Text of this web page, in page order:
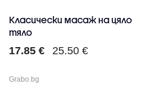
Класически масаж на цяло
тяло
17.85 € 25.50 €
Grabo.bg